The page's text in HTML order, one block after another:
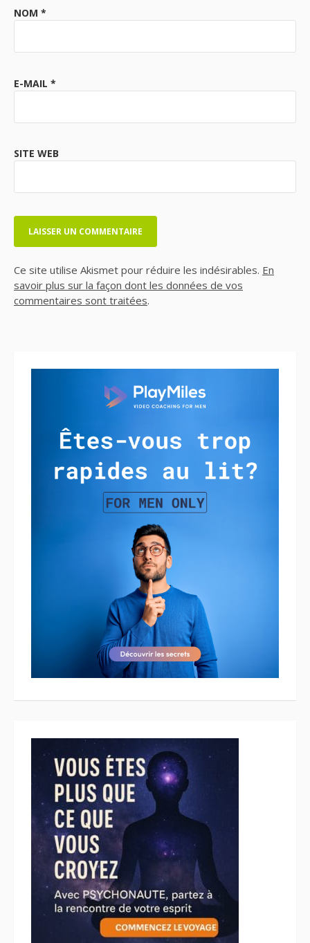
NOM *
E-MAIL *
SITE WEB
Ce site utilise Akismet pour réduire les indésirables. En
savoir plus sur la façon dont les données de vos
commentaires sont traitées.